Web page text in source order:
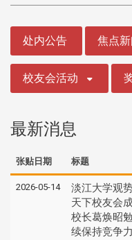
处内公告 焦点
校友会活动
最新消息
张贴日期 标题
2026-05-14
淡江大学观
天下校友会
校长葛焕昭
续保持竞争力